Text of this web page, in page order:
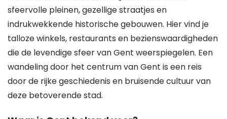
sfeervolle pleinen, gezellige straatjes en
indrukwekkende historische gebouwen. Hier vind je
talloze winkels, restaurants en bezienswaardigheden
die de levendige sfeer van Gent weerspiegelen. Een
wandeling door het centrum van Gent is een reis
door de rijke geschiedenis en bruisende cultuur van
deze betoverende stad.